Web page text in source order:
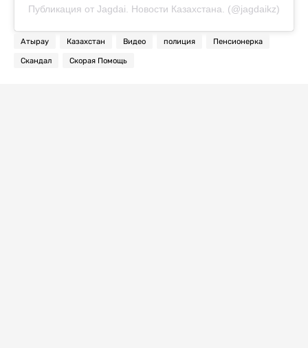
Публикация от Jagdai. Новости Казахстана. (@jagdaikz)
Атырау Казахстан Видео полиция Пенсионерка
Скандал Скорая Помощь